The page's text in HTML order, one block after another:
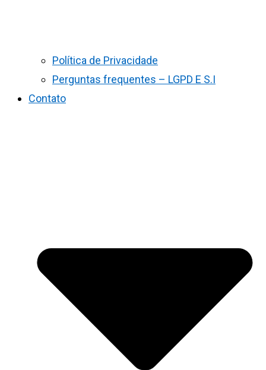
Política de Privacidade
Perguntas frequentes – LGPD E S.I
Contato